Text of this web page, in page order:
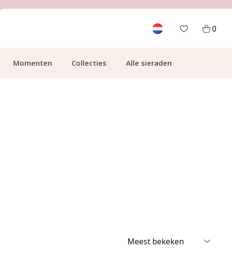
0
Momenten Collecties Alle sieraden